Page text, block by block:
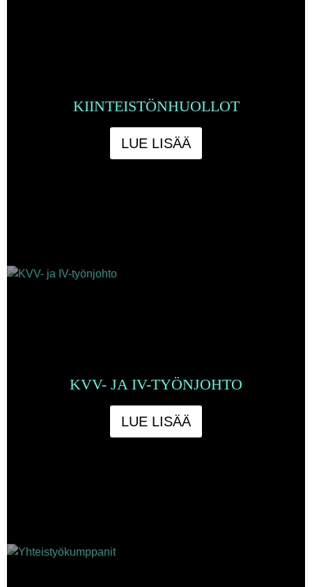
KIINTEISTÖNHUOLLOT
LUE LISÄÄ
KVV- JA IV-TYÖNJOHTO
LUE LISÄÄ